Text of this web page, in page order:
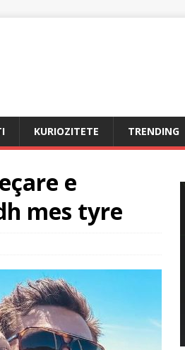
KURIOZITETE TRENDING
e
mes tyre